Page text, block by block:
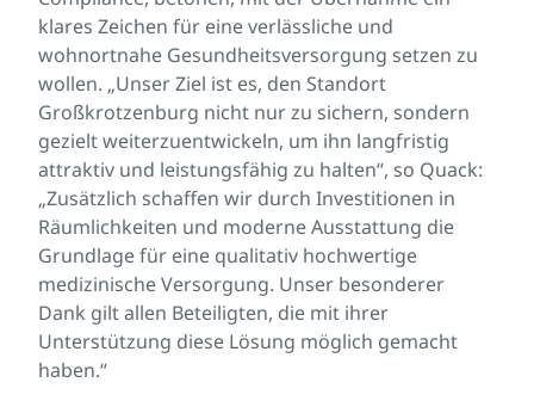
klares Zeichen für eine verlässliche und
wohnortnahe Gesundheitsversorgung setzen zu
wollen. „Unser Ziel ist es, den Standort
Großkrotzenburg nicht nur zu sichern, sondern
gezielt weiterzuentwickeln, um ihn langfristig
attraktiv und leistungsfähig zu halten“, so Quack:
„Zusätzlich schaffen wir durch Investitionen in
Räumlichkeiten und moderne Ausstattung die
Grundlage für eine qualitativ hochwertige
medizinische Versorgung. Unser besonderer
Dank gilt allen Beteiligten, die mit ihrer
Unterstützung diese Lösung möglich gemacht
haben.“